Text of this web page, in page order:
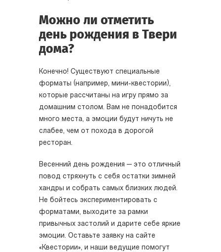
Можно ли отметить
день рождения в Твери
дома?
Конечно! Существуют специальные
форматы (например, мини-квестории),
которые рассчитаны на игру прямо за
домашним столом. Вам не понадобится
много места, а эмоции будут ничуть не
слабее, чем от похода в дорогой
ресторан.
Весенний день рождения — это отличный
повод стряхнуть с себя остатки зимней
хандры и собрать самых близких людей.
Не бойтесь экспериментировать с
форматами, выходите за рамки
привычных застолий и дарите себе яркие
эмоции. Оставьте заявку на сайте
«Квестории», и наши ведущие помогут